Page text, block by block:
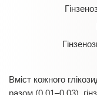
Вміст кожного
разом (0,01–0,03),